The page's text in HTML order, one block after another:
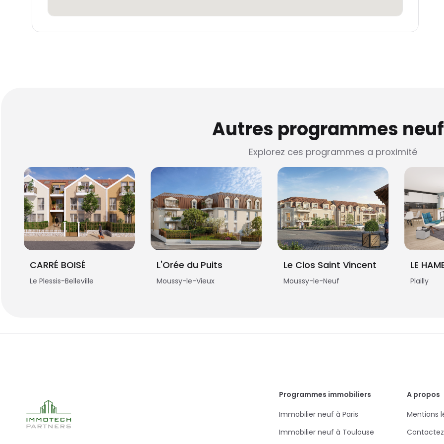
Autres programmes
Explorez ces programmes a proximité
CARRÉ BOISÉ
Le Plessis-Belleville
L'Orée du Puits
Moussy-le-Vieux
Le Clos Saint Vincent
Moussy-le-Neuf
LE
Plailly
Programmes immobiliers
Immobilier neuf à Paris
Immobilier neuf à Toulouse
A propos
Mentions